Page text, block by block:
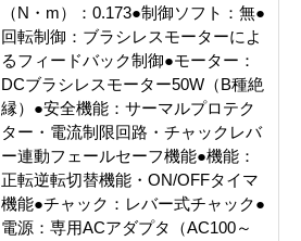
（N・m）：0.173●制御ソフト：無●
回転制御：ブラシレスモーターによ
るフィードバック制御●モーター：
DCブラシレスモーター50W（B種絶
縁）●安全機能：サーマルプロテク
ター・電流制限回路・チャックレバ
ー連動フェールセーフ機能●機能：
正転逆転切替機能・ON/OFFタイマ
機能●チャック：レバー式チャック●
電源：専用ACアダプタ（AC100～